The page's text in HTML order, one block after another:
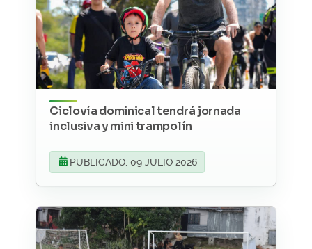
Ciclovía dominical tendrá jornada
inclusiva y mini trampolín
PUBLICADO: 09 JULIO 2026